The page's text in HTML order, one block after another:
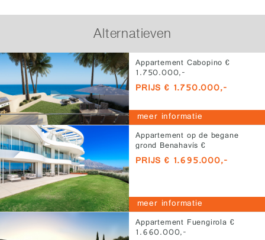
Alternatieven
Appartement Cabopino €
1.750.000,-
PRIJS € 1.750.000,-
meer informatie
Appartement op de begane
grond Benahavís €
1.695.000,-
PRIJS € 1.695.000,-
meer informatie
Appartement Fuengirola €
1.660.000,-